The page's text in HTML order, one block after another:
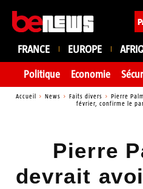
FRANCE EUROPE
Politique Economie
Accueil News Faits divers
Pierre
février, confirme le
Pierre
devrait